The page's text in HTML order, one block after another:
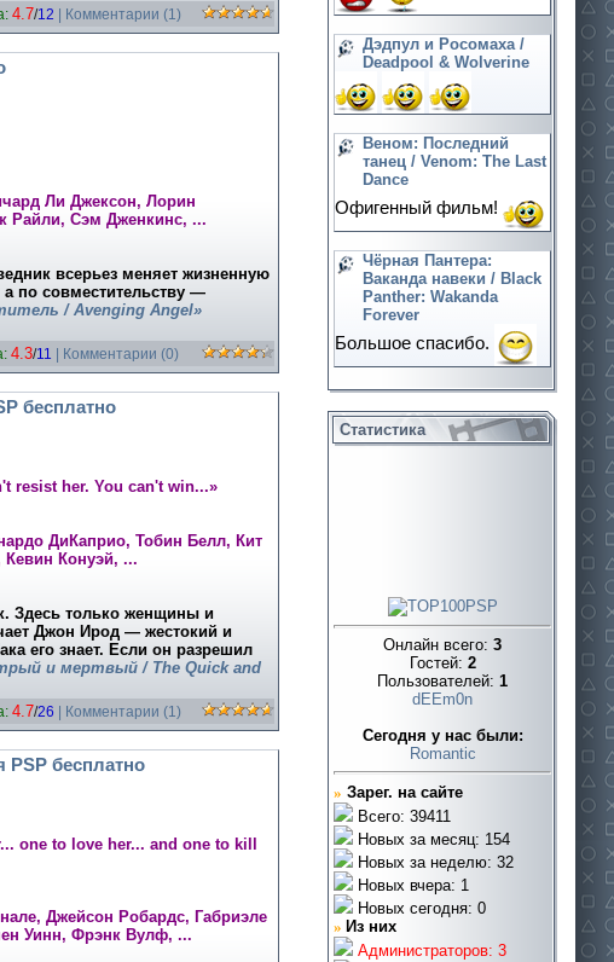
4.7/12 | Комментарии (1)
Ли Джексон, Лорин
Райли, Сэм Дженкинс, ...
всерьез меняет жизненную
по совместительству —
/ Avenging Angel»
4.3/11 | Комментарии (0)
бесплатно
resist her. You can't win...»
ДиКаприо, Тобин Белл, Кит
Конуэй, ...
Здесь только женщины и
Джон Ирод — жестокий и
его знает. Если он разрешил
и мертвый / The Quick and
4.7/26 | Комментарии (1)
бесплатно
one to love her... and one to kill
Джейсон Робардс, Габриэле
Уинн, Фрэнк Вулф, ...
Дэдпул и Росомаха /
Deadpool & Wolverine
Веном: Последний
танец / Venom: The Last
Dance
Офигенный фильм!
Чёрная Пантера:
Ваканда навеки / Black
Panther: Wakanda
Forever
Большое спасибо.
Статистика
Онлайн всего: 3
Гостей: 2
Пользователей: 1
dEEm0n
Cегодня у нас были:
Romantic
» Зарег. на сайте
Всего: 39411
Новых за месяц: 154
Новых за неделю: 32
Новых вчера: 1
Новых сегодня: 0
» Из них
Администраторов: 3